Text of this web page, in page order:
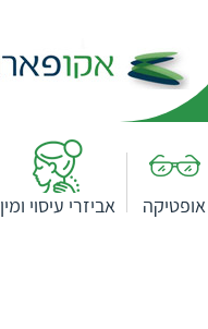
אופטיקה אביזרי עיסוי ומין